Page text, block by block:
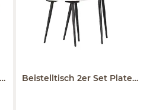
Beistelltisch 2er Set Plateau